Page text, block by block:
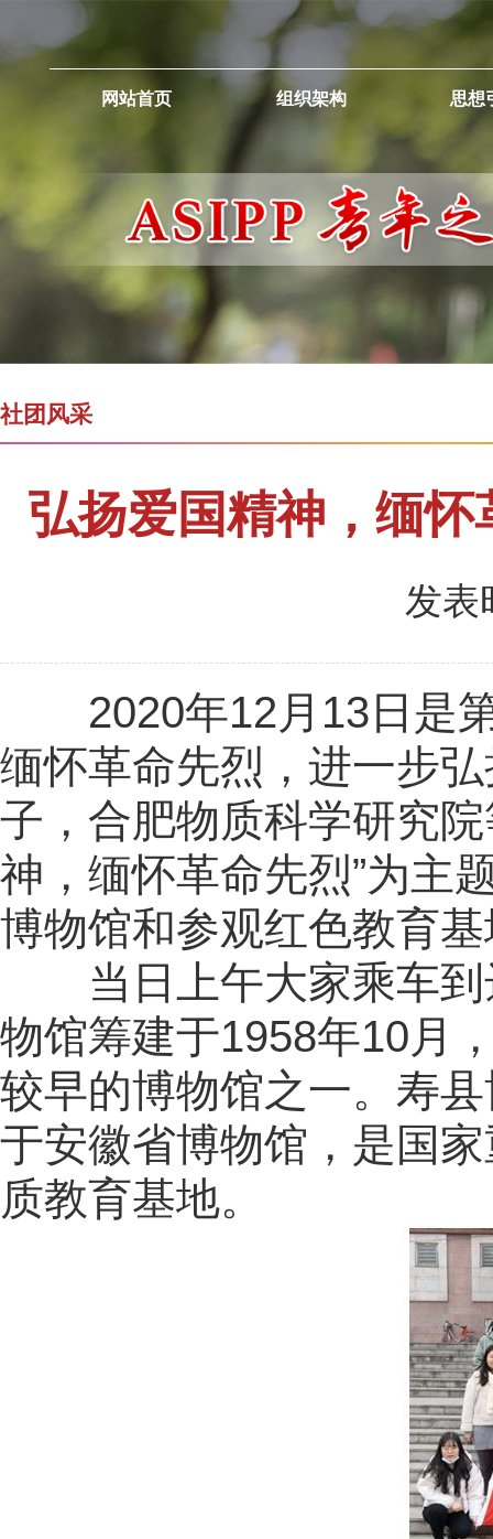
网站首页 组织架构 思想
社团风采
弘扬爱国精神，缅
发表
2020年12月 13 日是
缅怀革命先烈，进一步
子，合肥物质科学研究
神，缅怀革命先烈”为主
博物馆和参观红色教育
当日上午大家乘车
物馆筹建于1958年10月
较早的博物馆之一。寿
于安徽省博物馆，是国
质教育基地。